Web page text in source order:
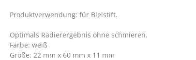
Produktverwendung: für Bleistift.
Optimals Radierergebnis ohne schmieren.
Farbe: weiß
Größe: 22 mm x 60 mm x 11 mm